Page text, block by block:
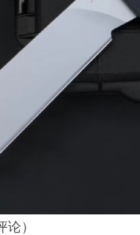
论）